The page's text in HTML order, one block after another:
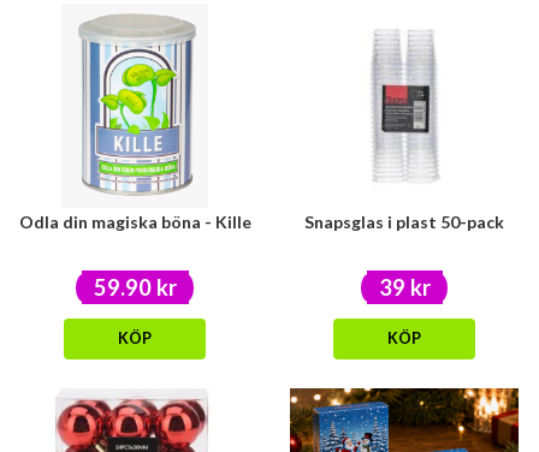
Odla din magiska böna - Kille
59.90 kr
KÖP
Snapsglas i plast 50-pack
39 kr
KÖP